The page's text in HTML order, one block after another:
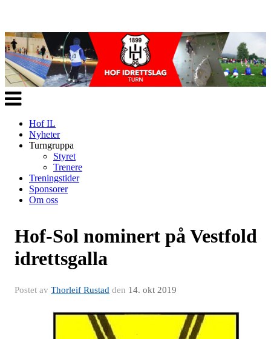
Veksle
navigasjon
Hof IL
Nyheter
Turngruppa
Styret
Trenere
Treningstider
Sponsorer
Om oss
Hof-Sol nominert på Vestfold
idrettsgalla
Postet av Thorleif Rustad den 14. okt 2019